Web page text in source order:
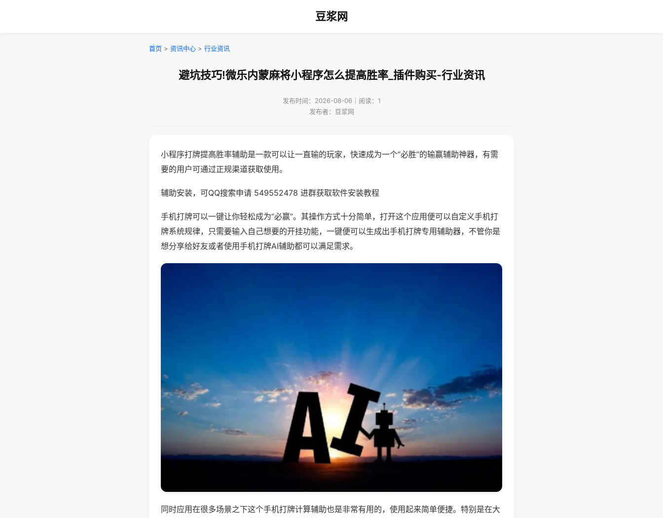
豆浆网
首页 > 资讯中心 > 行业资讯
避坑技巧!微乐内蒙麻将小程序怎么提高胜率_插件购买-行业资讯
发布时间：2026-08-06｜阅读：1
发布者：豆浆网
小程序打牌提高胜率辅助是一款可以让一直输的玩家，快速成为一个“必胜”的输赢辅助神器，有需
要的用户可通过正规渠道获取使用。
辅助安装，可QQ搜索申请 549552478 进群获取软件安装教程
手机打牌可以一键让你轻松成为“必赢”。其操作方式十分简单，打开这个应用便可以自定义手机打
牌系统规律，只需要输入自己想要的开挂功能，一键便可以生成出手机打牌专用辅助器，不管你是
想分享给好友或者使用手机打牌AI辅助都可以满足需求。
同时应用在很多场景之下这个手机打牌计算辅助也是非常有用的，使用起来简单便捷。特别是在大